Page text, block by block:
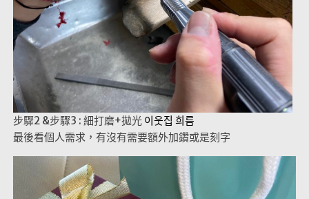
步驟2 &步驟3 : 細打磨+拋光 이웃집 희름
最後看個人需求，有沒有需要額外加鑽或是刻字